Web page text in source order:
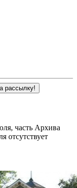
часть Архива
отсутствует